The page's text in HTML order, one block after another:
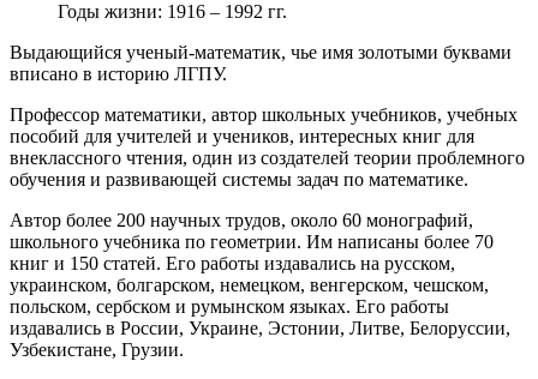
Годы жизни: 1916 – 1992 гг.
Выдающийся ученый-математик, чье имя золотыми буквами
вписано в историю ЛГПУ.
Профессор математики, автор школьных учебников, учебных
пособий для учителей и учеников, интересных книг для
внеклассного чтения, один из создателей теории проблемного
обучения и развивающей системы задач по математике.
Автор более 200 научных трудов, около 60 монографий,
школьного учебника по геометрии. Им написаны более 70
книг и 150 статей. Его работы издавались на русском,
украинском, болгарском, немецком, венгерском, чешском,
польском, сербском и румынском языках. Его работы
издавались в России, Украине, Эстонии, Литве, Белоруссии,
Узбекистане, Грузии.